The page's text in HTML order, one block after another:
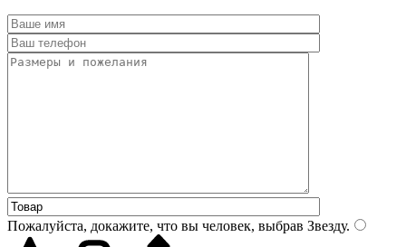
Пожалуйста, докажите, что вы человек, выбрав Звезду.